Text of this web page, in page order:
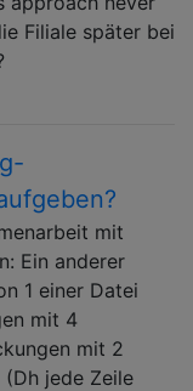
Filiale später bei
mit
Ein anderer
1 einer Datei
mit 4
mit 2
jede Zeile